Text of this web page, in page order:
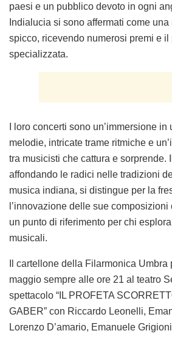
paesi e un pubblico devoto in ogni
Indialucia si sono affermati come
spicco, ricevendo numerosi premi e
specializzata.
I loro concerti sono un’immersione
melodie, intricate trame ritmiche e
tra musicisti che cattura e sorprende.
affondando le radici nelle tradizioni
musica indiana, si distingue per la
l’innovazione delle sue
un punto di riferimento per chi
musicali.
Il cartellone della Filarmonica Umbra
maggio sempre alle ore 21 al teatro
spettacolo “I L PROFETA
GABER” con Riccardo Leonelli,
Lorenzo D’amario, Emanuele